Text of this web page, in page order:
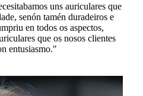
uns auriculares que
senón tamén duradeiros e
en todos os aspectos,
que os nosos clientes
entusiasmo."